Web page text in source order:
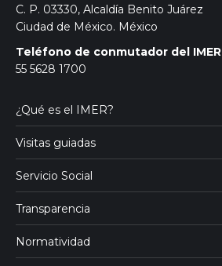
C. P. 03330, Alcaldía Benito Juárez
Ciudad de México. México
Teléfono de conmutador del IMER
55 5628 1700
¿Qué es el IMER?
Visitas guiadas
Servicio Social
Transparencia
Normatividad